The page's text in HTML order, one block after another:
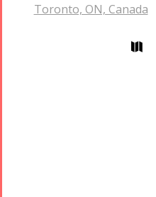
Toronto, ON, Canada